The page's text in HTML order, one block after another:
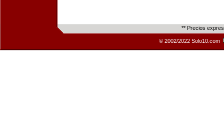
** Precios
© 2002/2022 Solo10.com